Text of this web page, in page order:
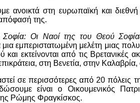
ανοικτά στη ευρωπαϊκή και
της.
Σοφία: Οι Ναοί της του Θεού
εμπεριστατωμένη μελέτη μιας
εκτείνονται από τις Βρετανικές
στη Βενετία, στην
σε περισσότερες από 20
είναι ο Οικουμενικός
Ρώμης Φραγκίσκος.